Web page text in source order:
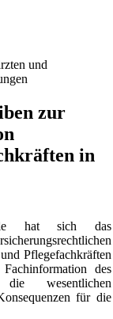
und
zur
in
hat sich das
Pflegefachkräften
des
die wesentlichen
für die